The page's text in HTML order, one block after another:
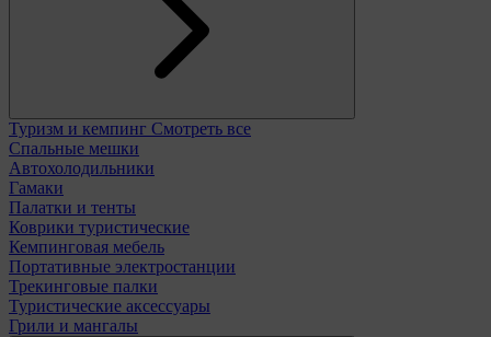
Туризм и кемпинг Смотреть все
Спальные мешки
Автохолодильники
Гамаки
Палатки и тенты
Коврики туристические
Кемпинговая мебель
Портативные электростанции
Трекинговые палки
Туристические аксессуары
Грили и мангалы